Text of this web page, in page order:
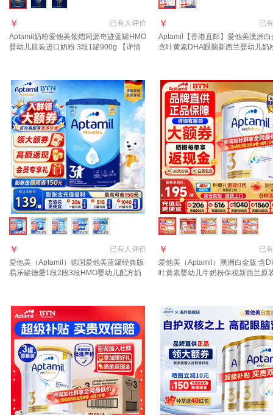
已有人评价
￥
Aptamil奶粉爱他美领熠同源奇迹蓝罐HMO
婴幼儿原装进口奶粉 3段1罐900g 【详情
已有
￥
Aptamil【香港直邮】爱他美澳洲白
含叶黄素DHA眼脑新西兰婴幼儿奶
已有人评价
￥
爱他美（Aptamil）德国爱他美蓝罐经典版
易乐罐德爱1段2段3段HMO婴幼儿配方奶
已有
￥
爱他美（Aptamil）澳洲白金版 含
叶黄素婴幼儿牛奶粉保税新西兰原